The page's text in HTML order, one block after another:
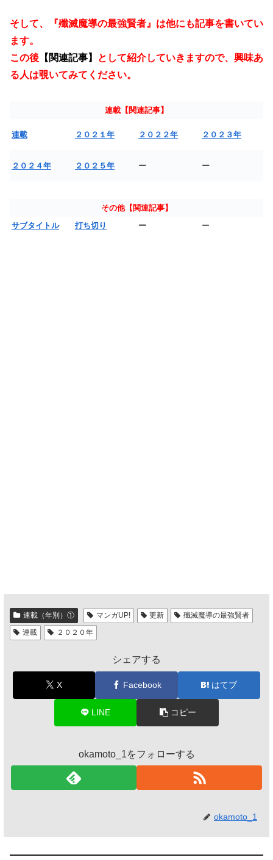
そして、『殲滅魔導の最強賢者』は他にも記事を書いてい
ます。
この後 【関連記事】
として紹介していきますので、興味あ
る人は覗いてみてください。
連載【関連記事】
連載 ２０２１年 ２０２２年 ２０２３年
２０２４年 ２０２５年 ー ー
その他【関連記事】
サブタイトル
打ち切り ー ー
連載（年別）① マンガUP! 更新
殲滅魔導の最強賢者
連載
２０２０年
シェアする
X Facebook はてブ
LINE コピー
okamoto_1をフォローする
okamoto_1